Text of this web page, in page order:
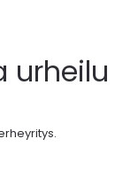
urheilu